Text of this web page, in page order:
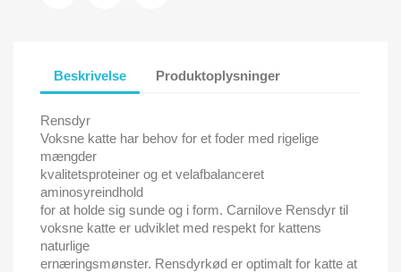
Beskrivelse Produktoplysninger
Rensdyr
Voksne katte har behov for et foder med rigelige
mængder
kvalitetsproteiner og et velafbalanceret
aminosyreindhold
for at holde sig sunde og i form. Carnilove Rensdyr til
voksne katte er udviklet med respekt for kattens
naturlige
ernæringsmønster. Rensdyrkød er optimalt for katte at